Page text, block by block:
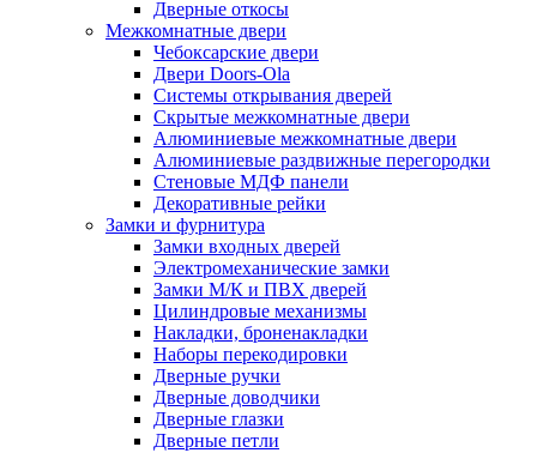
Дверные откосы
Межкомнатные двери
Чебоксарские двери
Двери Doors-Ola
Системы открывания дверей
Скрытые межкомнатные двери
Алюминиевые межкомнатные двери
Алюминиевые раздвижные перегородки
Стеновые МДФ панели
Декоративные рейки
Замки и фурнитура
Замки входных дверей
Электромеханические замки
Замки М/К и ПВХ дверей
Цилиндровые механизмы
Накладки, броненакладки
Наборы перекодировки
Дверные ручки
Дверные доводчики
Дверные глазки
Дверные петли